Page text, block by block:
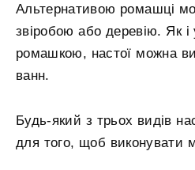
Альтернативою ромашці
звіробою або деревію. Як і
ромашкою, настої можна
ванн.
Будь-який з трьох видів
для того, щоб виконувати